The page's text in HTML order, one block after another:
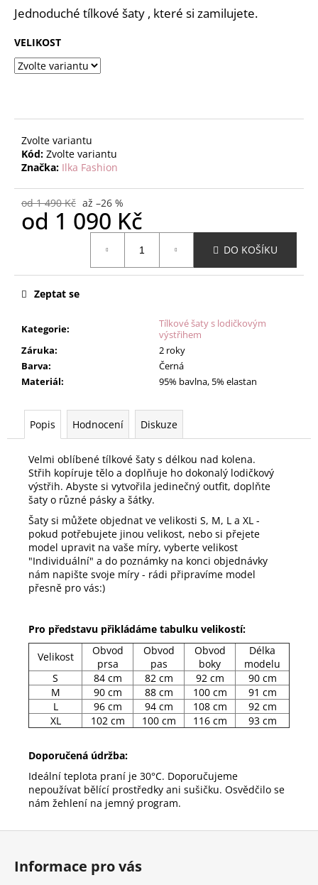
z
5Jednoduché tílkové šaty , které si zamilujete.
VELIKOST
Zvolte variantu
Kód: Zvolte variantu
Značka: Ilka Fashion
od 1 490 Kč až –26 %
od 1 090 Kč
DO KOŠÍKU
Kategorie:
Tílkové šaty s lodičkovým
výstřihem
Záruka:
2 roky
Barva:
Černá
Materiál: 95% bavlna, 5% elastan
Zeptat se
Popis Hodnocení Diskuze
Velmi oblíbené tílkové šaty s délkou nad kolena.
Střih kopíruje tělo a doplňuje ho dokonalý lodičkový
výstřih. Abyste si vytvořila jedinečný outfit, doplňte
šaty o různé pásky a šátky.
Šaty si můžete objednat ve velikosti S, M, L a XL -
pokud potřebujete jinou velikost, nebo si přejete
model upravit na vaše míry, vyberte velikost
"Individuální" a do poznámky na konci objednávky
nám napište svoje míry - rádi připravíme model
přesně pro vás:)
Pro představu přikládáme tabulku velikostí:
Velikost
Obvod
prsa
Obvod
pas
Obvod
boky
Délka
modelu
S
84 cm 82 cm 92 cm
90 cm
M
90 cm 88 cm 100 cm
91 cm
L
96 cm 94 cm 108 cm
92 cm
XL
102 cm 100 cm 116 cm 93 cm
Doporučená údržba:
Ideální teplota praní je 30°C. Doporučujeme
nepoužívat bělící prostředky ani sušičku. Osvědčilo se
nám žehlení na jemný program.
u
e
m
Z
Informace pro vás